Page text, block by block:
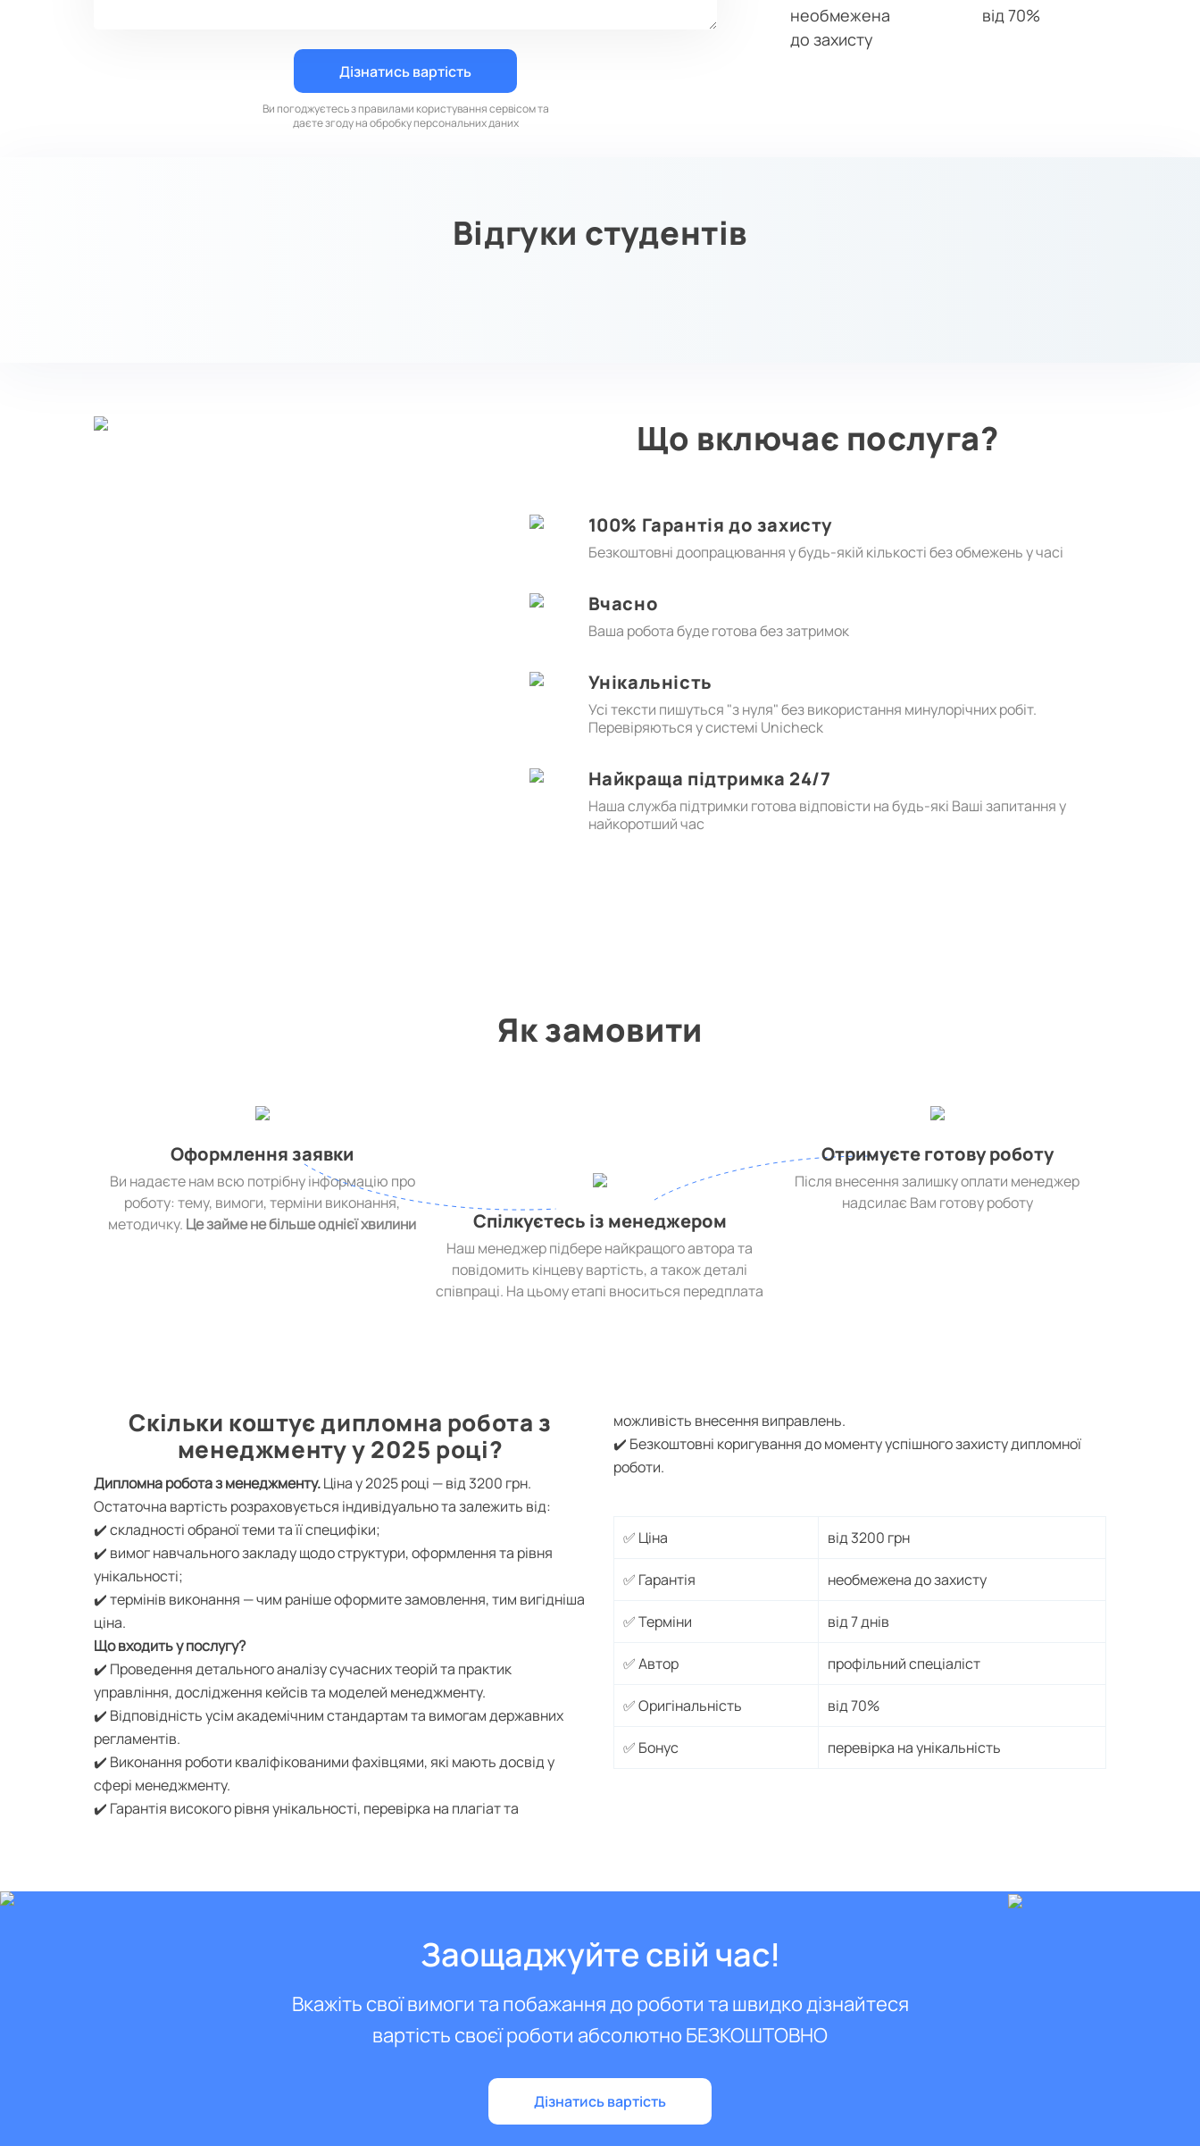
Ви погоджуєтесь з правилами користування сервісом та
даєте згоду на обробку персональних даних
необмежена
до захисту
від 70%
Відгуки студентів
Що включає послуга?
100% Гарантія до захисту
Безкоштовні доопрацювання у будь-якій кількості без обмежень у часі
Вчасно
Ваша робота буде готова без затримок
Унікальність
Усі тексти пишуться "з нуля" без використання минулорічних робіт.
Перевіряються у системі Unicheck
Найкраща підтримка 24/7
Наша служба підтримки готова відповісти на будь-які Ваші запитання у
найкоротший час
Як замовити
Оформлення заявки
Ви надаєте нам всю потрібну інформацію про
роботу: тему, вимоги, терміни виконання,
методичку. Це займе не більше однієї хвилини Спілкуєтесь із менеджером
Наш менеджер підбере найкращого автора та
повідомить кінцеву вартість, а також деталі
співпраці. На цьому етапі вноситься передплата
Отримуєте готову роботу
Після внесення залишку оплати менеджер
надсилає Вам готову роботу
Скільки коштує дипломна робота з
менеджменту у 2025 році?
Дипломна робота з менеджменту.Ціна у 2025 році — від 3200 грн.
Остаточна вартість розраховується індивідуально та залежить від:
✔️ складності обраної теми та її специфіки;
✔️ вимог навчального закладу щодо структури, оформлення та рівня
унікальності;
✔️ термінів виконання — чим раніше оформите замовлення, тим вигідніша
ціна.
Що входить у послугу?
✔️ Проведення детального аналізу сучасних теорій та практик
управління, дослідження кейсів та моделей менеджменту.
✔️ Відповідність усім академічним стандартам та вимогам державних
регламентів.
✔️ Виконання роботи кваліфікованими фахівцями, які мають досвід у
сфері менеджменту.
✔️ Гарантія високого рівня унікальності, перевірка на плагіат та
можливість внесення виправлень.
✔️ Безкоштовні коригування до моменту успішного захисту дипломної
роботи.
✅ Ціна від 3200 грн
✅ Гарантія необмежена до захисту
✅ Терміни від 7 днів
✅ Автор профільний спеціаліст
✅ Оригінальність від 70%
✅ Бонус перевірка на унікальність
Заощаджуйте свій час!
Вкажіть свої вимоги та побажання до роботи та швидко дізнайтеся
вартість своєї роботи абсолютно БЕЗКОШТОВНО
Дізнатись вартість